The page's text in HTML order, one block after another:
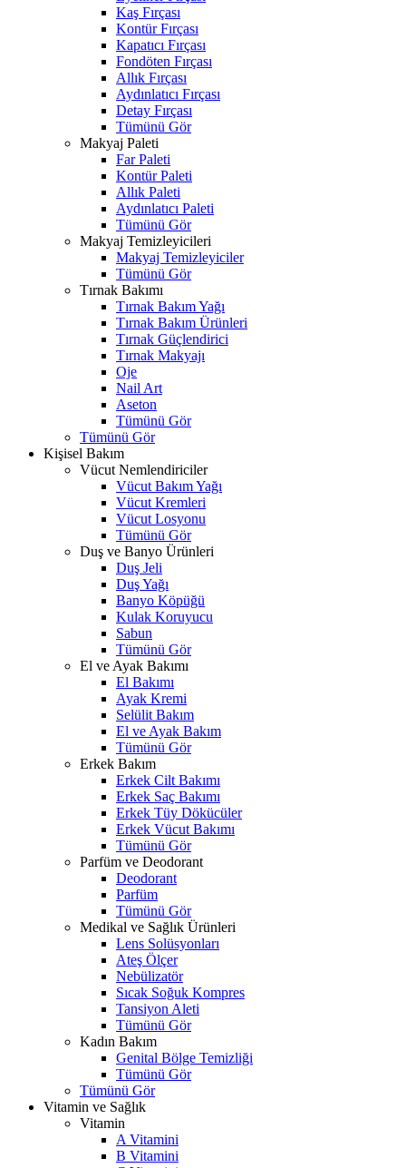
Kaş Fırçası
Kontür Fırçası
Kapatıcı Fırçası
Fondöten Fırçası
Allık Fırçası
Aydınlatıcı Fırçası
Detay Fırçası
Tümünü Gör
Makyaj Paleti
Far Paleti
Kontür Paleti
Allık Paleti
Aydınlatıcı Paleti
Tümünü Gör
Makyaj Temizleyicileri
Makyaj Temizleyiciler
Tümünü Gör
Tırnak Bakımı
Tırnak Bakım Yağı
Tırnak Bakım Ürünleri
Tırnak Güçlendirici
Tırnak Makyajı
Oje
Nail Art
Aseton
Tümünü Gör
Tümünü Gör
Kişisel Bakım
Vücut Nemlendiriciler
Vücut Bakım Yağı
Vücut Kremleri
Vücut Losyonu
Tümünü Gör
Duş ve Banyo Ürünleri
Duş Jeli
Duş Yağı
Banyo Köpüğü
Kulak Koruyucu
Sabun
Tümünü Gör
El ve Ayak Bakımı
El Bakımı
Ayak Kremi
Selülit Bakım
El ve Ayak Bakım
Tümünü Gör
Erkek Bakım
Erkek Cilt Bakımı
Erkek Saç Bakımı
Erkek Tüy Dökücüler
Erkek Vücut Bakımı
Tümünü Gör
Parfüm ve Deodorant
Deodorant
Parfüm
Tümünü Gör
Medikal ve Sağlık Ürünleri
Lens Solüsyonları
Ateş Ölçer
Nebülizatör
Sıcak Soğuk Kompres
Tansiyon Aleti
Tümünü Gör
Kadın Bakım
Genital Bölge Temizliği
Tümünü Gör
Tümünü Gör
Vitamin ve Sağlık
Vitamin
A Vitamini
B Vitamini